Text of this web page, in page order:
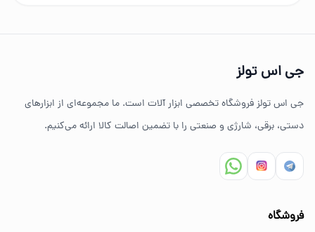
ضمانت اصالت کالا
مشاوره تخصصی خرید ابزار
جی اس تولز
جی اس تولز فروشگاه تخصصی ابزار آلات است. ما مجموعه‌ای از ابزارهای
دستی، برقی، شارژی و صنعتی را با تضمین اصالت کالا ارائه می‌کنیم.
فروشگاه